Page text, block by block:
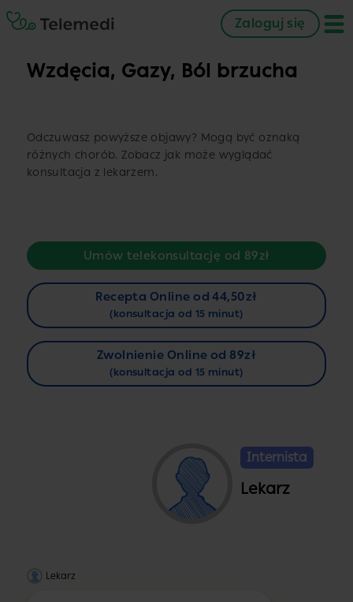
Zaloguj się
Wzdęcia, Gazy, Ból brzucha
Odczuwasz powyższe objawy? Mogą być oznaką
różnych chorób. Zobacz jak może wyglądać
konsultacja z lekarzem.
Umów telekonsultację od 89zł
Recepta Online od 44,50zł
(konsultacja od 15 minut)
Zwolnienie Online od 89zł
(konsultacja od 15 minut)
Internista
Lekarz
Lekarz